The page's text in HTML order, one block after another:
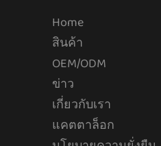
Home
สินค้า
OEM/ODM
ข่าว
เกี่ยวกับเรา
แคตตาล็อก